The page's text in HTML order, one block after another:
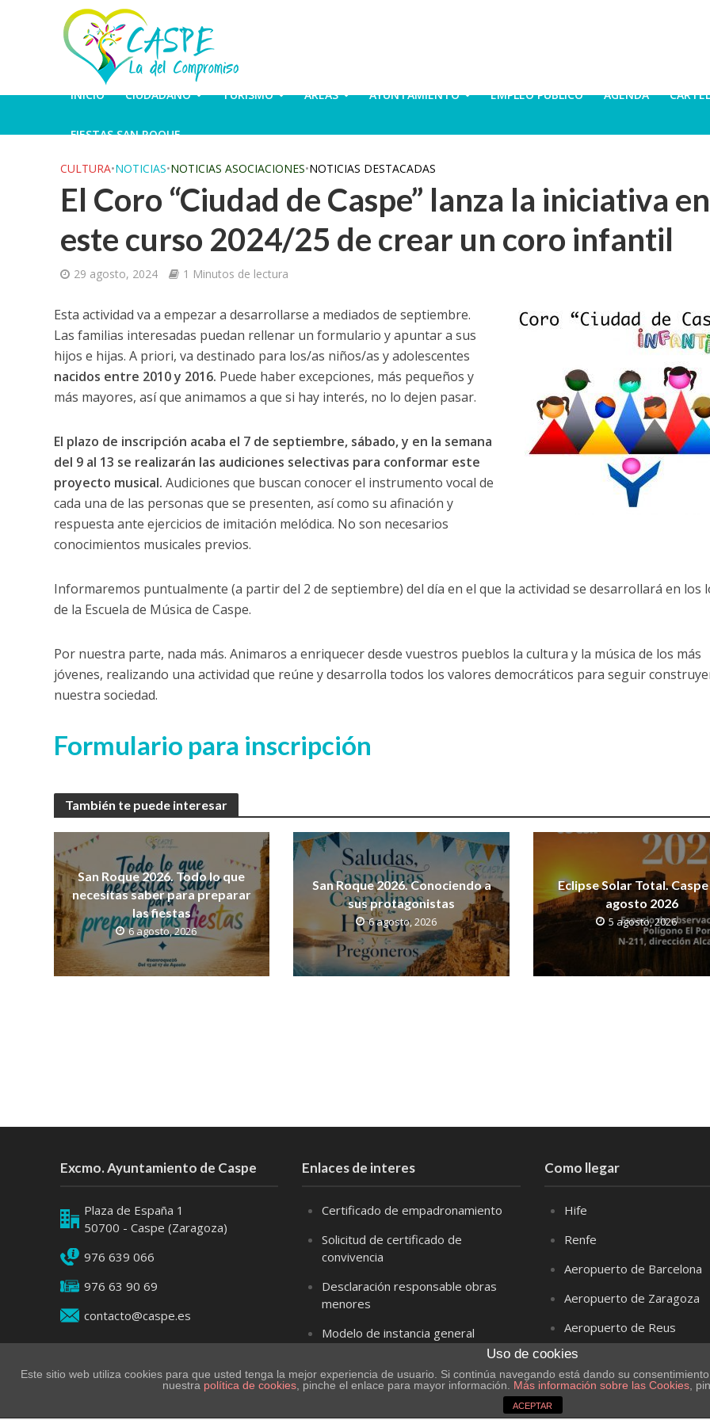
INICIO CIUDADANO TURISMO ÁREAS AYUNTAMIENTO EMPLEO PÚBLICO AGENDA
FIESTAS SAN ROQUE
CULTURA•NOTICIAS•NOTICIAS ASOCIACIONES•NOTICIAS DESTACADAS
El Coro “Ciudad de Caspe” lanza la iniciativa en
este curso 2024/25 de crear un coro infantil
29 agosto, 2024 1 Minutos de lectura
Esta actividad va a empezar a desarrollarse a mediados de septiembre.
Las familias interesadas puedan rellenar un formulario y apuntar a sus
hijos e hijas. A priori, va destinado para los/as niños/as y adolescentes
nacidos entre 2010 y 2016. Puede haber excepciones, más pequeños y
más mayores, así que animamos a que si hay interés, no lo dejen pasar.
El plazo de inscripción acaba el 7 de septiembre, sábado, y en la semana
del 9 al 13 se realizarán las audiciones selectivas para conformar este
proyecto musical. Audiciones que buscan conocer el instrumento vocal de
cada una de las personas que se presenten, así como su afinación y
respuesta ante ejercicios de imitación melódica. No son necesarios
conocimientos musicales previos.
Informaremos puntualmente (a partir del 2 de septiembre) del día en el que la actividad se desarrollará en los
de la Escuela de Música de Caspe.
Por nuestra parte, nada más. Animaros a enriquecer desde vuestros pueblos la cultura y la música de los más
jóvenes, realizando una actividad que reúne y desarrolla todos los valores democráticos para seguir
nuestra sociedad.
Formulario para inscripción
También te puede interesar
San Roque 2026. Todo lo que
necesitas saber para preparar
las fiestas
6 agosto, 2026
San Roque 2026. Conociendo a
sus protagonistas
6 agosto, 2026
Eclipse Solar Total.
agosto 2026
5 agosto, 2026
Excmo. Ayuntamiento de Caspe
Plaza de España 1
50700 - Caspe (Zaragoza)
976 639 066
976 63 90 69
contacto@caspe.es
Enlaces de interes
Certificado de empadronamiento
Solicitud de certificado de
convivencia
Desclaración responsable obras
menores
Modelo de instancia general
Como llegar
Hife
Renfe
Aeropuerto de Barcelona
Aeropuerto de Zaragoza
Aeropuerto de Reus
Uso de cookies
Este sitio web utiliza cookies para que usted tenga la mejor experiencia de usuario. Si continúa navegando está dando su
nuestra política de cookies, pinche el enlace para mayor información. Más información sobre las Cookies,
ACEPTAR